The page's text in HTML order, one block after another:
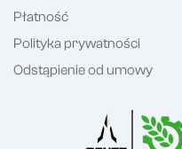
Płatność
Polityka prywatności
Odstąpienie od umowy